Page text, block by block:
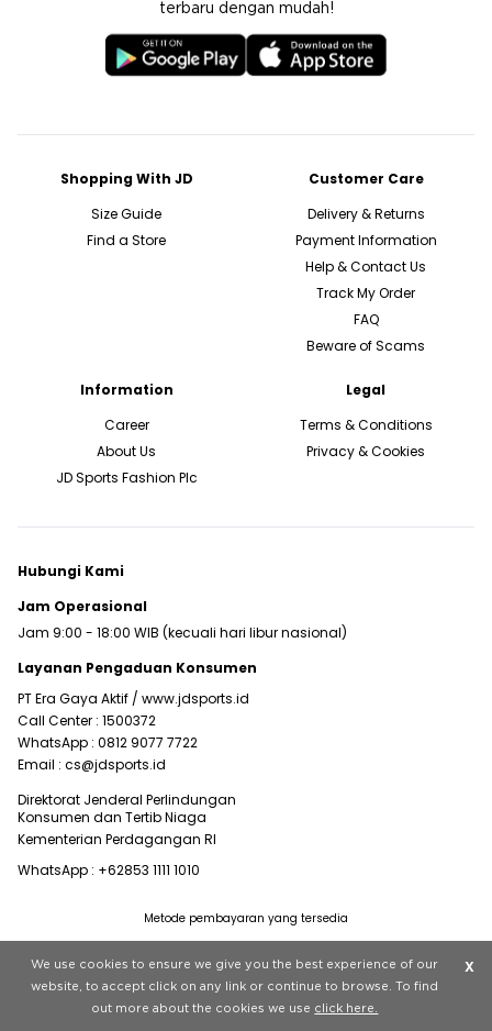
terbaru dengan mudah!
Shopping With JD
Size Guide
Find a Store
Customer Care
Delivery & Returns
Payment Information
Help & Contact Us
Track My Order
FAQ
Beware of Scams
Information
Career
About Us
JD Sports Fashion Plc
Legal
Terms & Conditions
Privacy & Cookies
Hubungi Kami
Jam Operasional
Jam 9:00 - 18:00 WIB (kecuali hari libur nasional)
Layanan Pengaduan Konsumen
PT Era Gaya Aktif / www.jdsports.id
Call Center : 1500372
WhatsApp : 0812 9077 7722
Email : cs@jdsports.id
Direktorat Jenderal Perlindungan
Konsumen dan Tertib Niaga
Kementerian Perdagangan RI
WhatsApp : +62853 1111 1010
Copyright © 2022 JD Sports All rights reserved.
Metode pembayaran yang tersedia
We use cookies to ensure we give you the best experience of our
website, to accept click on any link or continue to browse. To find
out more about the cookies we use click here.
X